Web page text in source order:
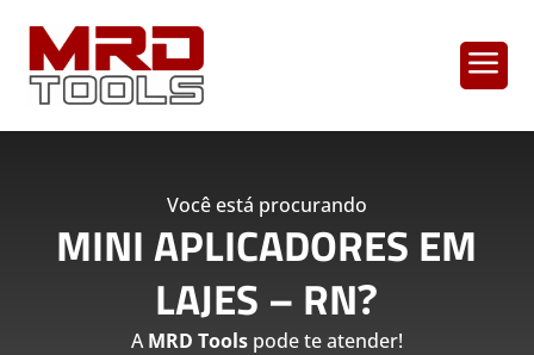
a
Você está procurando
MINI APLICADORES EM
LAJES – RN?
AMRD Toolspode te atender!